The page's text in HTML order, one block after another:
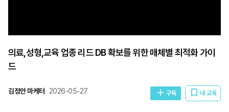
의료,성형,교육 업종 리드 DB 확보를 위한 매체별 최적화 가이
드
김정안 마케터 2026-05-27 구독 내 교육